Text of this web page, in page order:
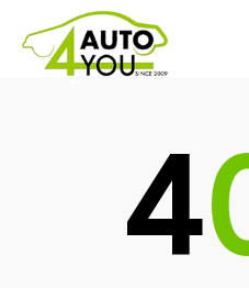
La pagina che
4